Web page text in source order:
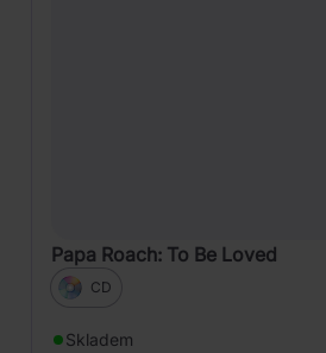
Papa Roach: To Be Loved
CD
Skladem